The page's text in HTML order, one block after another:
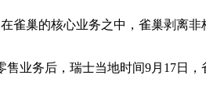
雀巢的核心业务之中，雀巢剥离
业务后，瑞士当地时间9月17日